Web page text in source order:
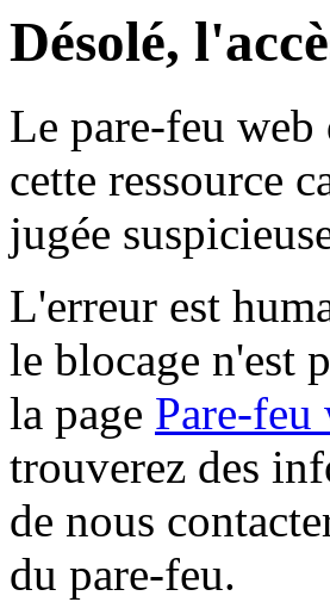
Désolé,
Le pare-feu web
cette ressource
jugée
L'erreur est
le blocage n'est
la page Pare-feu
trouverez des
de nous
du pare-feu.